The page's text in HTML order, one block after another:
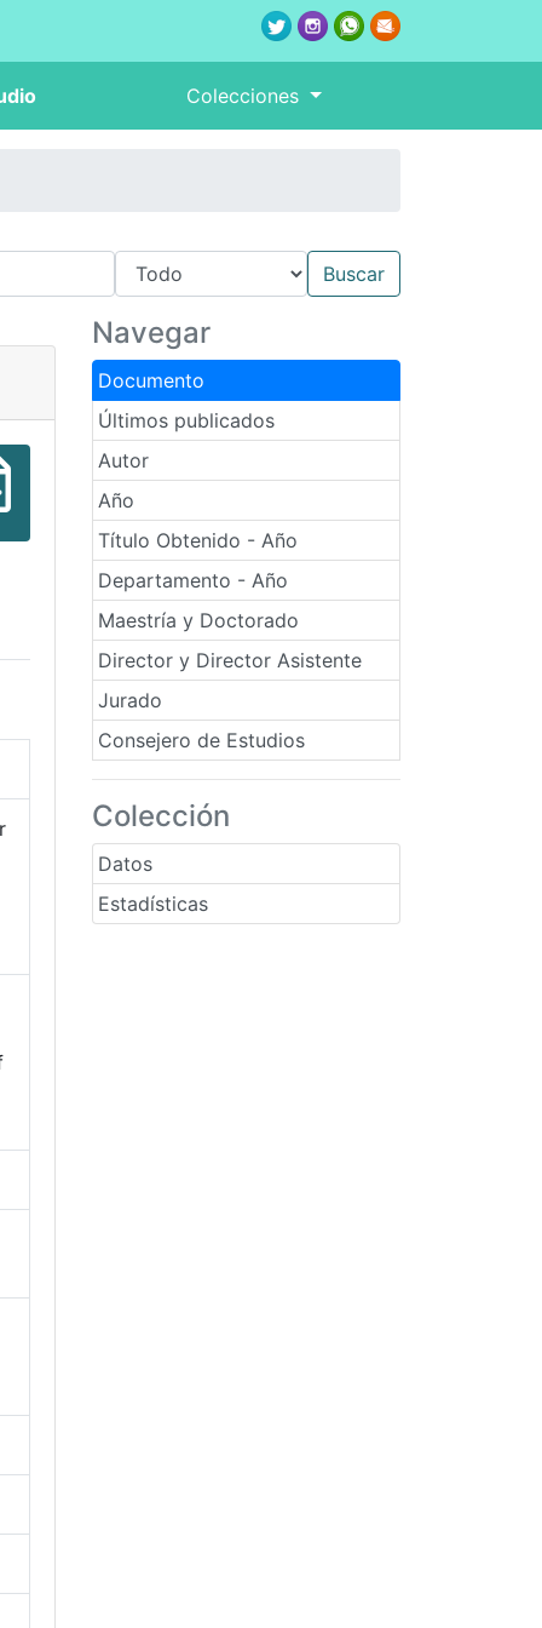
Colecciones
Navegar
Documento
Últimos publicados
Autor
Año
Título Obtenido - Año
Departamento - Año
Maestría y Doctorado
Director y Director Asistente
Jurado
Consejero de Estudios
Colección
Datos
Estadísticas